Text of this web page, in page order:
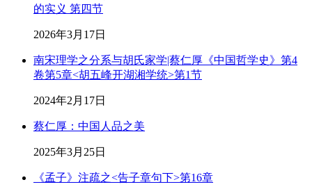
的实义 第四节
2026年3月17日
南宋理学之分系与胡氏家学|蔡仁厚《中国哲学史》第4
卷第5章<胡五峰开湖湘学统>第1节
2024年2月17日
蔡仁厚：中国人品之美
2025年3月25日
《孟子》注疏之<告子章句下>第16章